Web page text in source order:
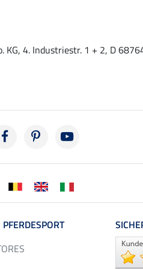
KG, 4. Industriestr. 1 + 2, D